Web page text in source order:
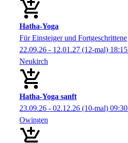
Hatha-Yoga
Für Einsteiger und Fortgeschrittene
22.09.26 - 12.01.27 (12-mal) 18:15
Neukirch
Hatha-Yoga sanft
23.09.26 - 02.12.26 (10-mal) 09:30
Owingen